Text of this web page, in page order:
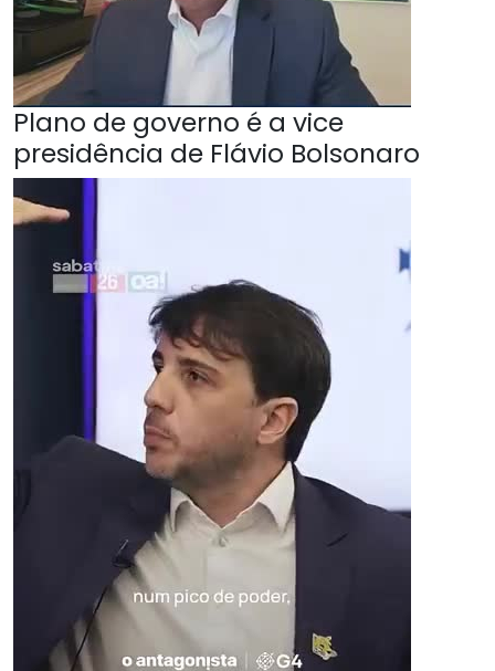
Plano de governo é a vice
presidência de Flávio Bolsonaro